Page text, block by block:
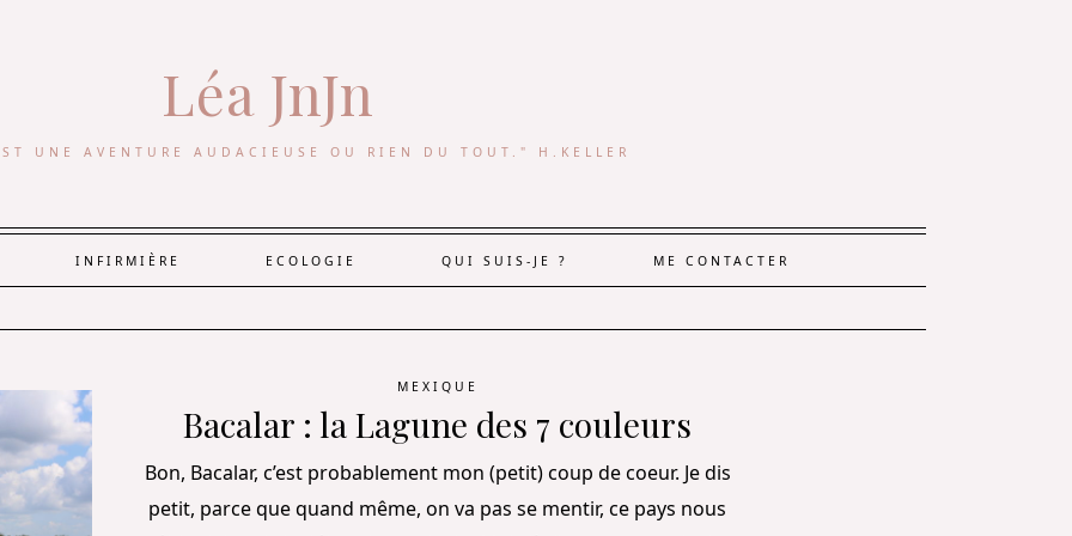
Léa JnJn
UNE AVENTURE AUDACIEUSE OU RIEN DU TOUT." H.KELLER
INFIRMIÈRE ECOLOGIE QUI SUIS-JE ? ME CONTACTER
MEXIQUE
Bacalar : la Lagune des 7 couleurs
Bon, Bacalar, c’est probablement mon (petit) coup de coeur. Je dis
petit, parce que quand même, on va pas se mentir, ce pays nous